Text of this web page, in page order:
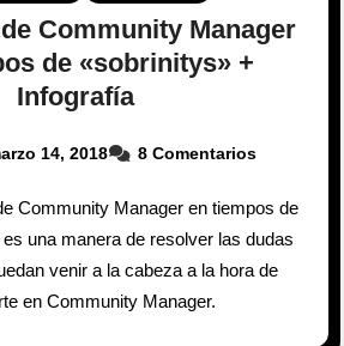
Community Manager
de «sobrinitys» +
Infografía
14, 2018 8 Comentarios
Community Manager en tiempos de
una manera de resolver las dudas
venir a la cabeza a la hora de
en Community Manager.